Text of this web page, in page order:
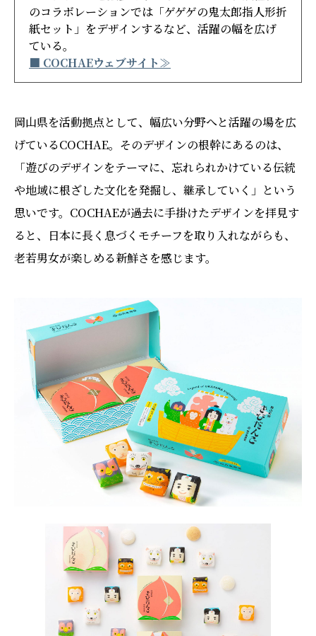
のコラボレーションでは「ゲゲゲの鬼太郎指人形折
紙セット」をデザインするなど、活躍の幅を広げ
ている。
■ COCHAEウェブサイト≫
岡山県を活動拠点として、幅広い分野へと活躍の場を広
げているCOCHAE。そのデザインの根幹にあるのは、
「遊びのデザインをテーマに、忘れられかけている伝統
や地域に根ざした文化を発掘し、継承していく」という
思いです。COCHAEが過去に手掛けたデザインを拝見す
ると、日本に長く息づくモチーフを取り入れながらも、
老若男女が楽しめる新鮮さを感じます。